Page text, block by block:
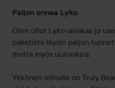
5
/
5
Paljon onnea Lyko.
Olen ollut Lyko-asiakas jo
paketista löysin paljon
mutta myös uutuuksia.
Ykkönen minulle on Truly